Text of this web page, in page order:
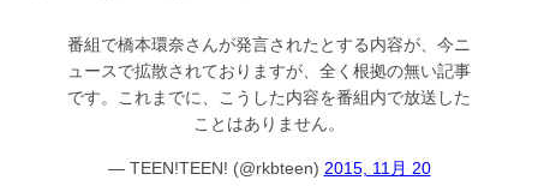
番組で橋本環奈さんが発言されたとする内容が、今ニ
ュースで拡散されておりますが、全く根拠の無い記事
です。これまでに、こうした内容を番組内で放送した
ことはありません。
— TEEN!TEEN! (@rkbteen) 2015, 11月 20